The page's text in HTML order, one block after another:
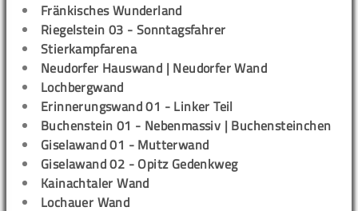
Fränkisches Wunderland
Riegelstein 03 - Sonntagsfahrer
Stierkampfarena
Neudorfer Hauswand | Neudorfer Wand
Lochbergwand
Erinnerungswand 01 - Linker Teil
Buchenstein 01 - Nebenmassiv | Buchensteinchen
Giselawand 01 - Mutterwand
Giselawand 02 - Opitz Gedenkweg
Kainachtaler Wand
Lochauer Wand